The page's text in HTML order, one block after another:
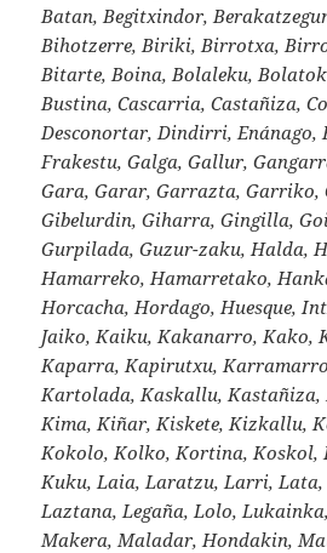
Batan, Begitxindor,
Bihotzerre, Biriki, Birrotxa,
Bitarte, Boina, Bolaleku,
Bustina, Cascarria, Castañiza,
Desconortar, Dindirri, Enánago,
Frakestu, Galga, Gallur,
Gara, Garar, Garrazta, Garriko,
Gibelurdin, Giharra, Gingilla,
Gurpilada, Guzur-zaku, Halda,
Hamarreko, Hamarretako,
Horcacha, Hordago, Huesque,
Jaiko, Kaiku, Kakanarro, Kako,
Kaparra, Kapirutxu,
Kartolada, Kaskallu,
Kima, Kiñar, Kiskete, Kizkallu,
Kokolo, Kolko, Kortina, Koskol,
Kuku, Laia, Laratzu, Larri, Lata,
Laztana, Legaña, Lolo,
Makera, Maladar, Hondakin,